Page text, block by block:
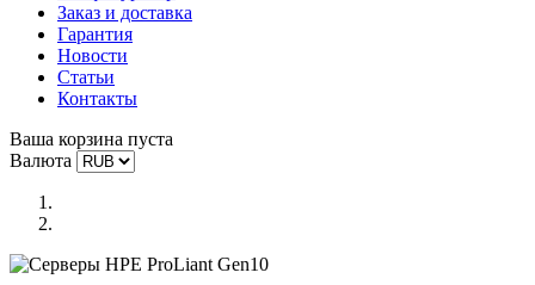
Заказ и доставка
Гарантия
Новости
Статьи
Контакты
Ваша корзина пуста
Валюта